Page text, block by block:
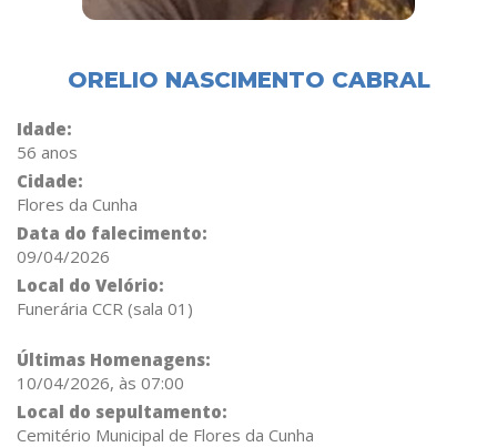
ORELIO NASCIMENTO CABRAL
Idade:
56 anos
Cidade:
Flores da Cunha
Data do falecimento:
09/04/2026
Local do Velório:
Funerária CCR (sala 01)
Últimas Homenagens:
10/04/2026, às 07:00
Local do sepultamento:
Cemitério Municipal de Flores da Cunha